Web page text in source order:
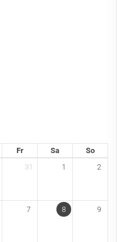
Fr Sa
So
31 1 2
7 8 9